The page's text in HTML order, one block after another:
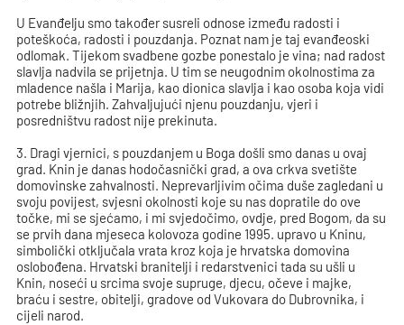
U Evanđelju smo također susreli odnose između radosti i
poteškoća, radosti i pouzdanja. Poznat nam je taj evanđeoski
odlomak. Tijekom svadbene gozbe ponestalo je vina; nad radost
slavlja nadvila se prijetnja. U tim se neugodnim okolnostima za
mladence našla i Marija, kao dionica slavlja i kao osoba koja vidi
potrebe bližnjih. Zahvaljujući njenu pouzdanju, vjeri i
posredništvu radost nije prekinuta.
3. Dragi vjernici, s pouzdanjem u Boga došli smo danas u ovaj
grad. Knin je danas hodočasnički grad, a ova crkva svetište
domovinske zahvalnosti. Neprevarljivim očima duše zagledani u
svoju povijest, svjesni okolnosti koje su nas dopratile do ove
točke, mi se sjećamo, i mi svjedočimo, ovdje, pred Bogom, da su
se prvih dana mjeseca kolovoza godine 1995. upravo u Kninu,
simbolički otključala vrata kroz koja je hrvatska domovina
oslobođena. Hrvatski branitelji i redarstvenici tada su ušli u
Knin, noseći u srcima svoje supruge, djecu, očeve i majke,
braću i sestre, obitelji, gradove od Vukovara do Dubrovnika, i
cijeli narod.